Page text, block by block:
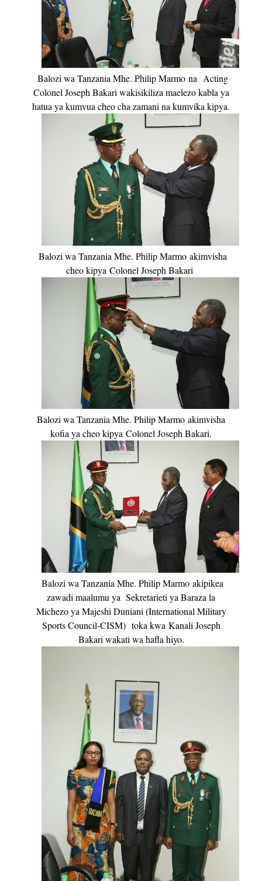
Balozi wa Tanzania Mhe. Philip Marmona Acting
Colonel Joseph Bakari wakisikiliza maelezo kabla ya
hatua ya kumvua cheo cha zamani na kumvika kipya.
Balozi wa Tanzania Mhe. Philip Marmoakimvisha
cheo kipya Colonel Joseph Bakari
Balozi wa Tanzania Mhe. Philip Marmo akimvisha
kofia ya cheo kipya Colonel Joseph Bakari.
Balozi wa Tanzania Mhe. Philip Marmo akipikea
zawadi maalumu ya Sekretarieti ya Baraza la
Michezo ya Majeshi Duniani (International Military
Sports Council-CISM)toka kwa Kanali Joseph
Bakari wakati wa hafla hiyo.